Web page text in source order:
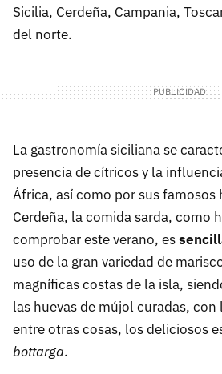
Sicilia, Cerdeña, Campania,
del norte.
La gastronomía siciliana se
presencia de cítricos y la
África, así como por sus famosos
Cerdeña, la comida sarda, como
comprobar este verano, es
uso de la gran variedad de
magníficas costas de la isla,
las huevas de mújol curadas, con
entre otras cosas, los deliciosos
bottarga.